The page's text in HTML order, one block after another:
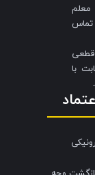
به علت قطعی
با